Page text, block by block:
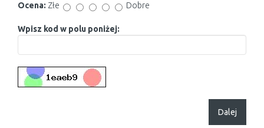
Ocena: Złe Dobre
Wpisz kod w polu poniżej:
Dalej